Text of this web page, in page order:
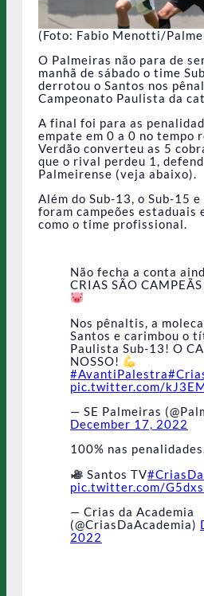
(Foto: Fabio Menotti/
O Palmeiras não para de
manhã de sábado o time
derrotou o Santos nos
Campeonato Paulista da
A final foi para as
empate em 0 a 0 no tempo
Verdão converteu as 5
que o rival perdeu 1,
Palmeirense (veja abaixo).
Além do Sub-13, o Sub-15
foram campeões estaduais
como o time profissional.
Não fecha a conta
CRIAS SÃO
Nos pênaltis, a
Santos e carimbou o
Paulista Sub-13! O
NOSSO!
#AvantiPalestra
pic.twitter.com/
— SE Palmeiras
December 17, 2022
100% nas
Santos TV
pic.twitter.com/
— Crias da Academia
(@CriasDaAcademia)
2022